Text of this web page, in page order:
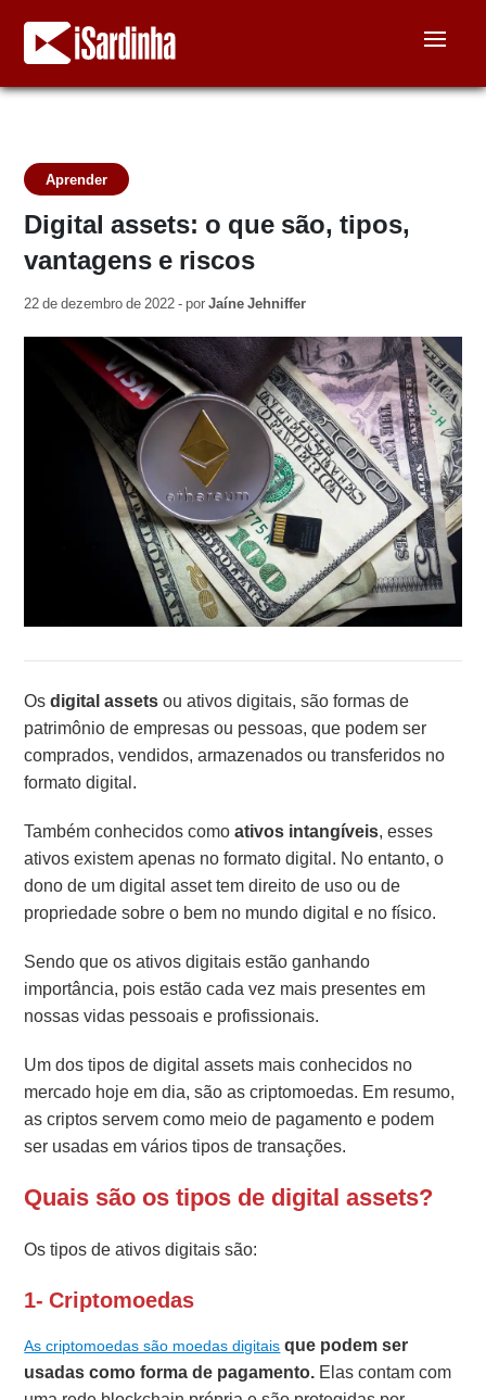
Aprender
Digital assets: o que são, tipos,
vantagens e riscos
22 de dezembro de 2022 - porJaíne Jehniffer
Osdigital assetsou ativos digitais, são formas de
patrimônio de empresas ou pessoas, que podem ser
comprados, vendidos, armazenados ou transferidos no
formato digital.
Também conhecidos comoativos intangíveis, esses
ativos existem apenas no formato digital. No entanto, o
dono de um digital asset tem direito de uso ou de
propriedade sobre o bem no mundo digital e no físico.
Sendo que os ativos digitais estão ganhando
importância, pois estão cada vez mais presentes em
nossas vidas pessoais e profissionais.
Um dos tipos de digital assets mais conhecidos no
mercado hoje em dia, são as criptomoedas. Em resumo,
as criptos servem como meio de pagamento e podem
ser usadas em vários tipos de transações.
Quais são os tipos de digital assets?
Os tipos de ativos digitais são:
1- Criptomoedas
As criptomoedas são moedas digitais que podem ser
usadas como forma de pagamento. Elas contam com